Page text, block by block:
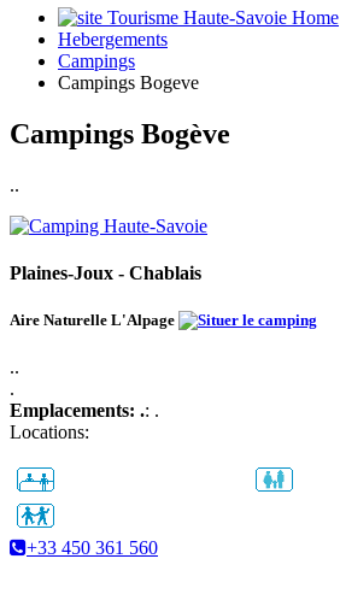
Home
Hebergements
Campings
Campings Bogeve
Campings Bogève
..
Plaines-Joux - Chablais
Aire Naturelle L'Alpage
..
.
Emplacements: .: .
Locations:
+33 450 361 560